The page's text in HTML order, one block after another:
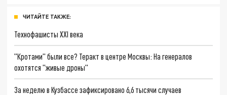
ЧИТАЙТЕ ТАКЖЕ:
Технофашисты XXI века
"Кротами" были все? Теракт в центре Москвы: На генералов
охотятся "живые дроны"
За неделю в Кузбассе зафиксировано 6,6 тысячи случаев